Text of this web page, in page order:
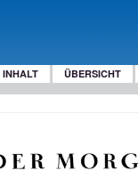
INHALT ÜBERSICHT